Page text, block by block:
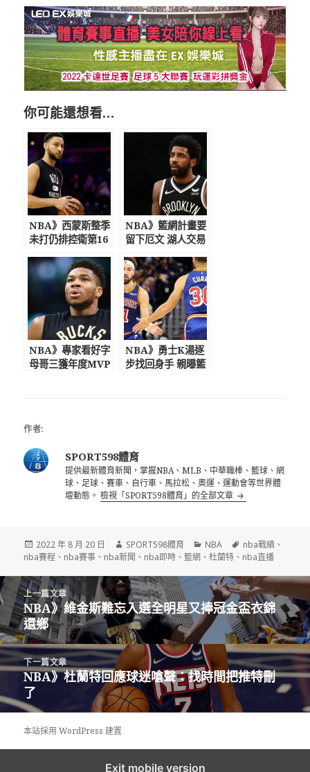
你可能還想看…
NBA》西蒙斯整季
未打仍排控衛第16
NBA》籃網計畫要
留下厄文 湖人交易
NBA》專家看好字
母哥三獲年度MVP
NBA》勇士K湯逐
步找回身手 親曝籃
作者:
SPORT598體育
提供最新體育新聞，掌握NBA、MLB、中華職棒、籃球、網
球、足球、賽車、自行車、馬拉松、奧運、運動會等世界體
壇動態。檢視「SPORT598體育」的全部文章
發
佈
期:
2022 年 8 月 20 日
作
者
SPORT598體育
分
類
NBA
標
籤
nba戰績 、
nba賽程 、 nba賽事 、 nba新聞 、 nba即時 、籃網 、杜蘭特 、 nba直播
文
章
覽
上一篇文章
上
一
篇
文
章:
NBA》維金斯難忘入選全明星又捧冠金盃衣錦
還鄉
下一篇文章
下
一
篇
文
NBA》杜蘭特回應球迷嗆聲：找時間把推特刪
了
本站採用 WordPress 建置
Exit mobile version